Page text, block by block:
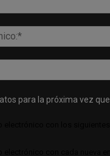
para la próxima vez